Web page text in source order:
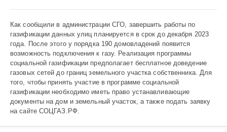
622
Как сообщили в администрации СГО, завершить работы по
газификации данных улиц планируется в срок до декабря 2023
года. После этого у порядка 190 домовладений появится
возможность подключения к газу. Реализация программы
социальной газификации предполагает бесплатное доведение
газовых сетей до границ земельного участка собственника. Для
того, чтобы принять участие в программе социальной
газификации необходимо иметь право устанавливающие
документы на дом и земельный участок, а также подать заявку
на сайте СОЦГАЗ.РФ.